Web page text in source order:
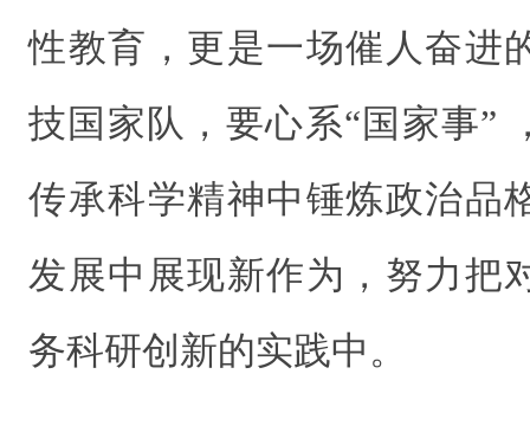
性教育，更是一场催人奋进
技国家队，要心系“国家事”
传承科学精神中锤炼政治品
发展中展现新作为，努力把
务科研创新的实践中。